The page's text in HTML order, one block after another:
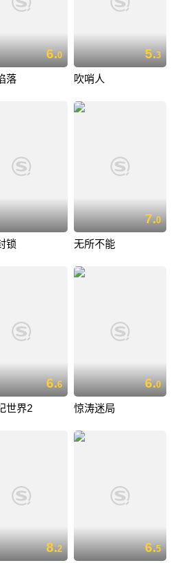
6.0
落
5.3
吹哨人
锁
7.0
无所不能
6.6
世界2
6.0
惊涛迷局
8.2 6.5